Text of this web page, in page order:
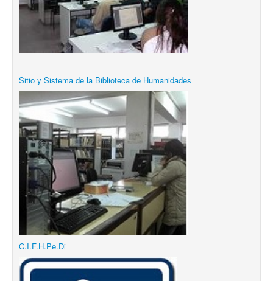
Sitio y Sistema de la Biblioteca de Humanidades
C.I.F.H.Pe.Di